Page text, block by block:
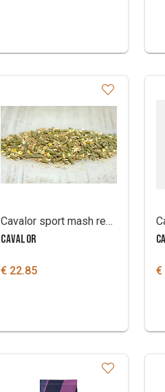
Cavalor sport mash recup
CAVALOR
€ 22.85 €